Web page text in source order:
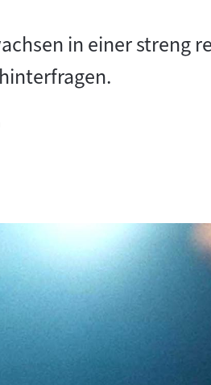
in einer streng